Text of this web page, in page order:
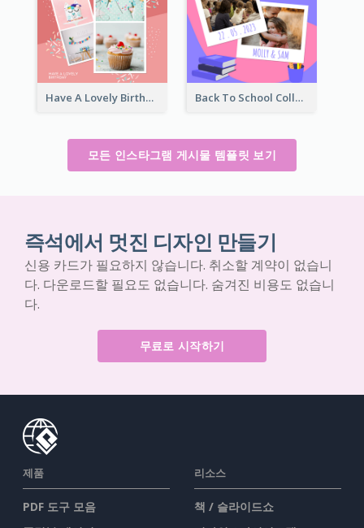
Have A Lovely Birthday Instagram Post Back To School Collage Instagram Post
모든 인스타그램 게시물 템플릿 보기
즉석에서 멋진 디자인 만들기
신용 카드가 필요하지 않습니다. 취소할 계약이 없습니
다. 다운로드할 필요도 없습니다. 숨겨진 비용도 없습니
다.
무료로 시작하기
제품
PDF 도구 모음
리소스
책 / 슬라이드쇼